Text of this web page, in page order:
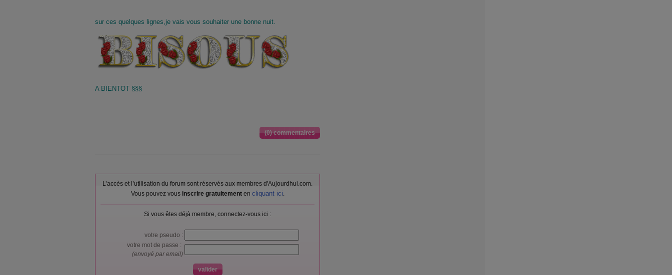
sur ces quelques lignes,je vais vous souhaiter une bonne nuit.
A BIENTOT §§§
(0) commentaires
L’accès et l’utilisation du forum sont réservés aux membres d'Aujourdhui.com.
Vous pouvez vous inscrire gratuitementen cliquant ici.
Si vous êtes déjà membre, connectez-vous ici :
votre pseudo :
votre mot de passe :
(envoyé par email)